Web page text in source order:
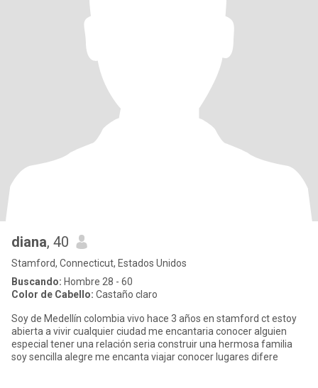
diana, 40
Stamford, Connecticut, Estados Unidos
Buscando: Hombre 28 - 60
Color de Cabello: Castaño claro
Soy de Medellín colombia vivo hace 3 años en stamford ct estoy
abierta a vivir cualquier ciudad me encantaria conocer alguien
especial tener una relación seria construir una hermosa familia
soy sencilla alegre me encanta viajar conocer lugares difere